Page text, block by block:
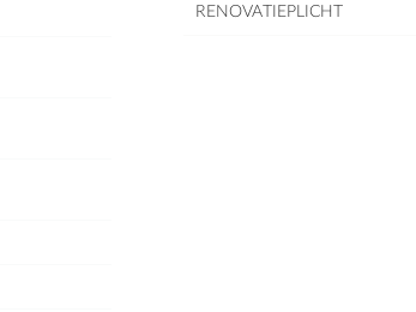
RENOVATIEPLICHT